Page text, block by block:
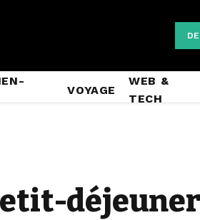
VOYAGE
WEB &
TECH
déjeuner